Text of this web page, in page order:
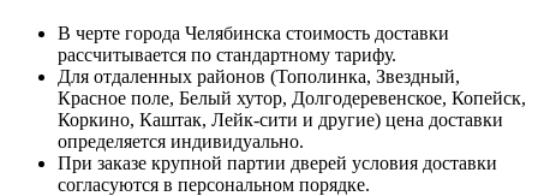
В черте города Челябинска стоимость доставки
рассчитывается по стандартному тарифу.
Для отдаленных районов (Тополинка, Звездный,
Красное поле, Белый хутор, Долгодеревенское, Копейск,
Коркино, Каштак, Лейк-сити и другие) цена доставки
определяется индивидуально.
При заказе крупной партии дверей условия доставки
согласуются в персональном порядке.